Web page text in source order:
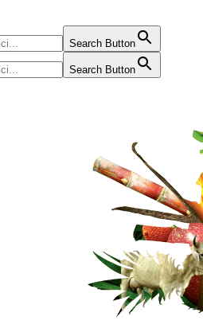
Search Button
Search Button